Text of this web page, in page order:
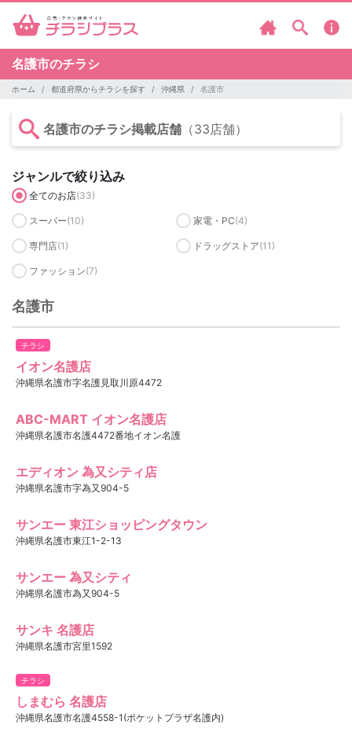
名護市のチラシ
ホーム 都道府県からチラシを探す 沖縄県 名護市
名護市のチラシ掲載店舗 （33店舗）
ジャンルで絞り込み
全てのお店(33)
スーパー(10) 家電・PC(4)
専門店(1) ドラッグストア(11)
ファッション(7)
名護市
チラシ
イオン名護店
沖縄県名護市字名護見取川原4472
ABC-MART イオン名護店
沖縄県名護市名護4472番地イオン名護
エディオン 為又シティ店
沖縄県名護市字為又904-5
サンエー 東江ショッピングタウン
沖縄県名護市東江1-2-13
サンエー 為又シティ
沖縄県名護市為又904-5
サンキ 名護店
沖縄県名護市宮里1592
チラシ
しまむら 名護店
沖縄県名護市名護4558-1(ポケットプラザ名護内)